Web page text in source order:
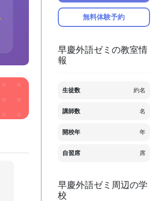
無料体験予約
早慶外語ゼミの教室情
報
生徒数 約名
講師数 名
開校年 年
自習席 席
早慶外語ゼミ周辺の学
校